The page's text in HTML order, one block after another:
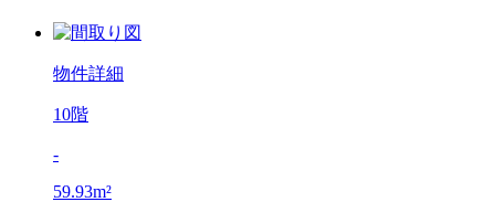
物件詳細
10階
-
59.93m²